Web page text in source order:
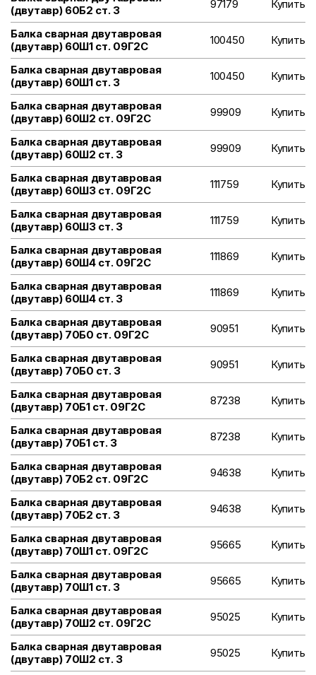
(двутавр) 60Б2 ст. 3
97179 Купить
Балка сварная двутавровая
(двутавр) 60Ш1 ст. 09Г2С
100450 Купить
Балка сварная двутавровая
(двутавр) 60Ш1 ст. 3
100450 Купить
Балка сварная двутавровая
(двутавр) 60Ш2 ст. 09Г2С
99909 Купить
Балка сварная двутавровая
(двутавр) 60Ш2 ст. 3
99909 Купить
Балка сварная двутавровая
(двутавр) 60Ш3 ст. 09Г2С
111759 Купить
Балка сварная двутавровая
(двутавр) 60Ш3 ст. 3
111759 Купить
Балка сварная двутавровая
(двутавр) 60Ш4 ст. 09Г2С
111869 Купить
Балка сварная двутавровая
(двутавр) 60Ш4 ст. 3
111869 Купить
Балка сварная двутавровая
(двутавр) 70Б0 ст. 09Г2С
90951 Купить
Балка сварная двутавровая
(двутавр) 70Б0 ст. 3
90951 Купить
Балка сварная двутавровая
(двутавр) 70Б1 ст. 09Г2С
87238 Купить
Балка сварная двутавровая
(двутавр) 70Б1 ст. 3
87238 Купить
Балка сварная двутавровая
(двутавр) 70Б2 ст. 09Г2С
94638 Купить
Балка сварная двутавровая
(двутавр) 70Б2 ст. 3
94638 Купить
Балка сварная двутавровая
(двутавр) 70Ш1 ст. 09Г2С
95665 Купить
Балка сварная двутавровая
(двутавр) 70Ш1 ст. 3
95665 Купить
Балка сварная двутавровая
(двутавр) 70Ш2 ст. 09Г2С
95025 Купить
Балка сварная двутавровая
(двутавр) 70Ш2 ст. 3
95025 Купить